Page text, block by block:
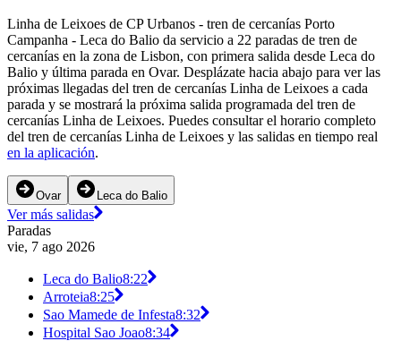
Linha de Leixoes de CP Urbanos - tren de cercanías Porto
Campanha - Leca do Balio da servicio a 22 paradas de tren de
cercanías en la zona de Lisbon, con primera salida desde Leca do
Balio y última parada en Ovar. Desplázate hacia abajo para ver las
próximas llegadas del tren de cercanías Linha de Leixoes a cada
parada y se mostrará la próxima salida programada del tren de
cercanías Linha de Leixoes. Puedes consultar el horario completo
del tren de cercanías Linha de Leixoes y las salidas en tiempo real
en la aplicación.
Ovar Leca do Balio
Ver más salidas
Paradas
vie, 7 ago 2026
Leca do Balio8:22
Arroteia8:25
Sao Mamede de Infesta8:32
Hospital Sao Joao8:34